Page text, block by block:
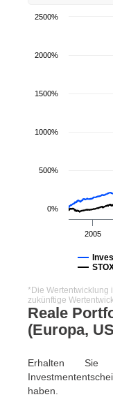
Reale
(Europa,
Erhalten Sie
haben.
2005
0%
500%
1000%
1500%
2000%
2500%
*Die Wertentwicklung
zukünftige